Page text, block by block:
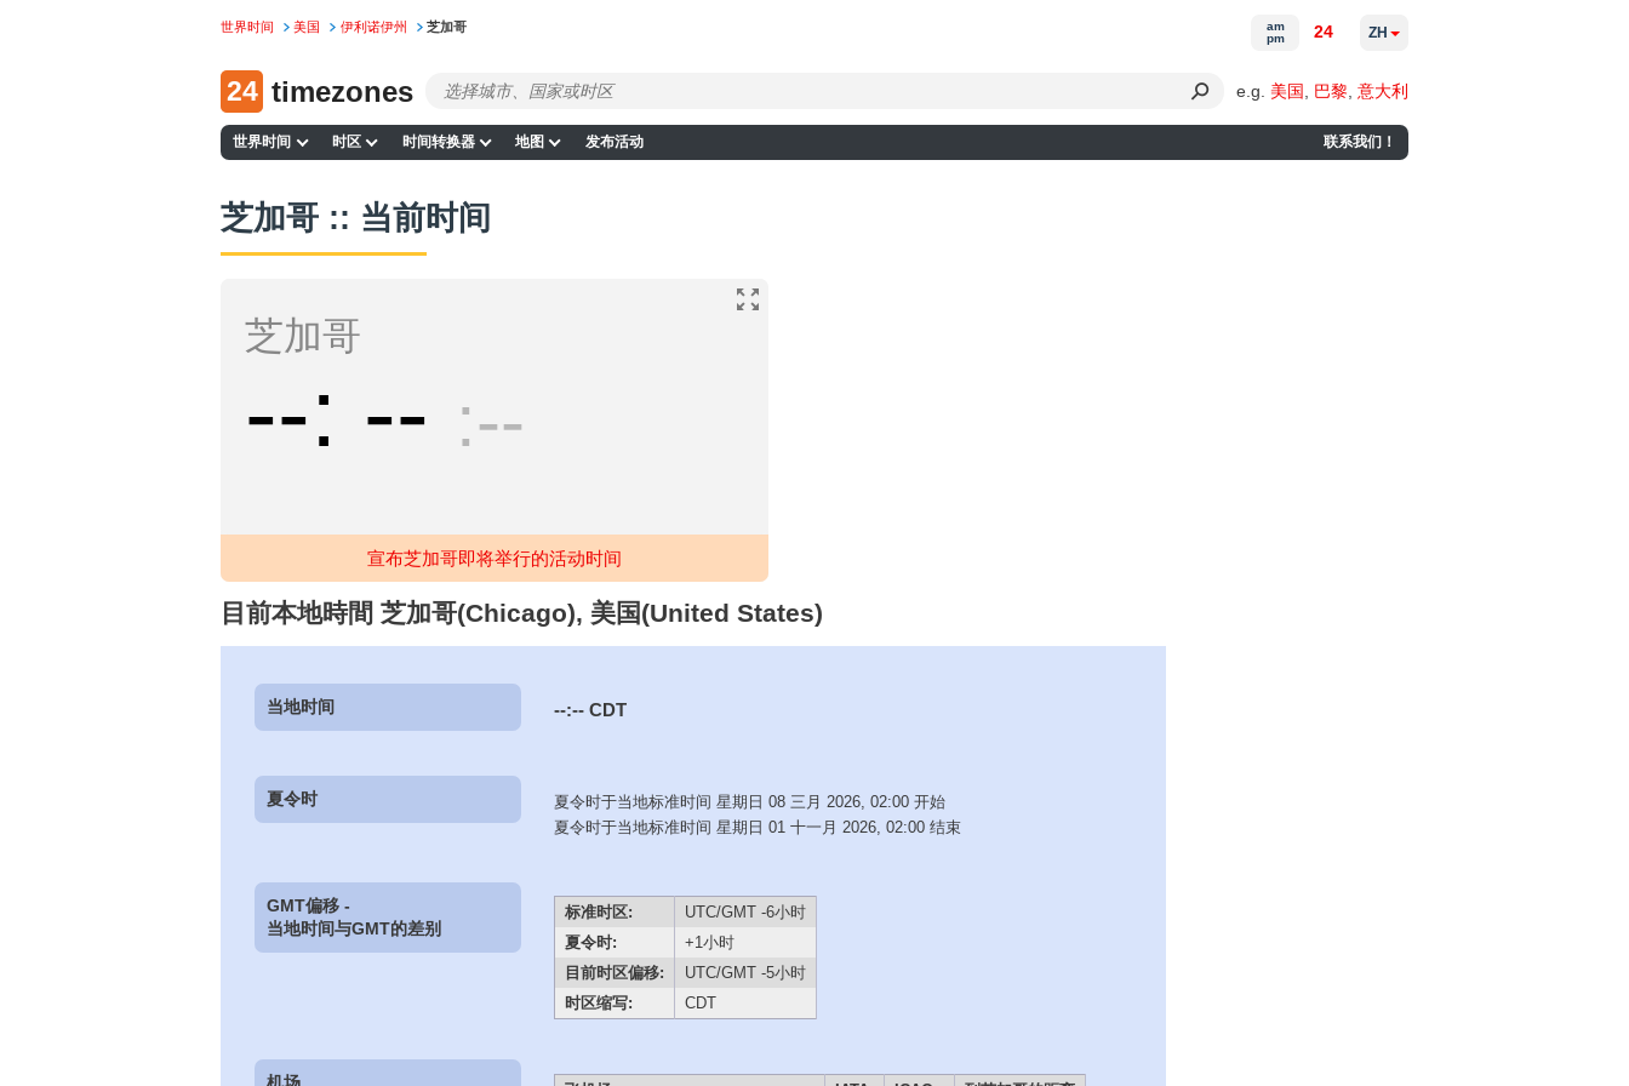
世界时间 美国 伊利诺伊州 芝加哥
24 timezones e.g. 美国 巴黎 意大利
世界时间 时区 时间转换器 地图 发布活动 联系我们！
am
pm
24 ZH
芝加哥 :: 当前时间
芝加哥
-- -- --
宣布芝加哥即将举行的活动时间
目前本地時間 芝加哥(Chicago), 美国(United States)
当地时间 --:-- CDT
夏令时
夏令时于当地标准时间 星期日 08 三月 2026, 02:00 开始
夏令时于当地标准时间 星期日 01 十一月 2026, 02:00 结束
GMT偏移 -
当地时间与GMT的差别
标准时区:
UTC/GMT -6小时
夏令时:
+1小时
目前时区偏移:
UTC/GMT -5小时
时区缩写:
CDT